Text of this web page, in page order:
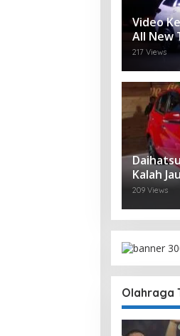
Video
All New
217 Views
Kalah
209 Views
Olahraga